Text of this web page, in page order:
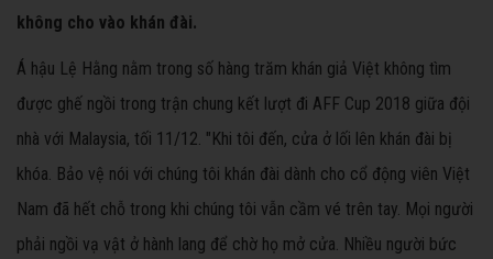
không cho vào khán đài.
Á hậu Lệ Hằng nằm trong số hàng trăm khán giả Việt không tìm
được ghế ngồi trong trận chung kết lượt đi AFF Cup 2018 giữa đội
nhà với Malaysia, tối 11/12. "Khi tôi đến, cửa ở lối lên khán đài bị
khóa. Bảo vệ nói với chúng tôi khán đài dành cho cổ động viên Việt
Nam đã hết chỗ trong khi chúng tôi vẫn cầm vé trên tay. Mọi người
phải ngồi vạ vật ở hành lang để chờ họ mở cửa. Nhiều người bức